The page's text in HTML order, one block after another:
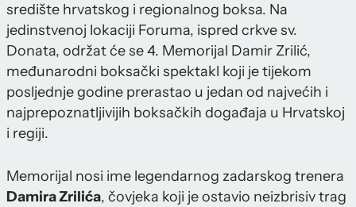
središte hrvatskog i regionalnog boksa. Na
jedinstvenoj lokaciji Foruma, ispred crkve sv.
Donata, održat će se 4. Memorijal Damir Zrilić,
međunarodni boksački spektakl koji je tijekom
posljednje godine prerastao u jedan od najvećih i
najprepoznatljivijih boksačkih događaja u Hrvatskoj
i regiji.
Memorijal nosi ime legendarnog zadarskog trenera
Damira Zrilića, čovjeka koji je ostavio neizbrisiv trag